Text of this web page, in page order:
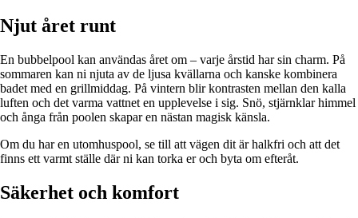
Njut året runt
En bubbelpool kan användas året om – varje årstid har sin charm. På
sommaren kan ni njuta av de ljusa kvällarna och kanske kombinera
badet med en grillmiddag. På vintern blir kontrasten mellan den kalla
luften och det varma vattnet en upplevelse i sig. Snö, stjärnklar himmel
och ånga från poolen skapar en nästan magisk känsla.
Om du har en utomhuspool, se till att vägen dit är halkfri och att det
finns ett varmt ställe där ni kan torka er och byta om efteråt.
Säkerhet och komfort